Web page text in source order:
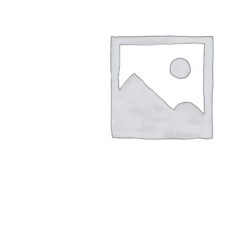
Arbres fruitiers
Plantes méditerranéennes et exotiques
Plantes
Plantes
Plantes
Plantes
Plantes